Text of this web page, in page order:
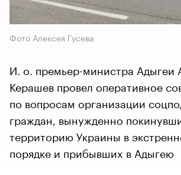
Фото Алексея Гусева
И. о. премьер-министра Адыгеи
Керашев провел оперативное
по вопросам организации
граждан, вынужденно
территорию Украины в
порядке и прибывших в Адыгею